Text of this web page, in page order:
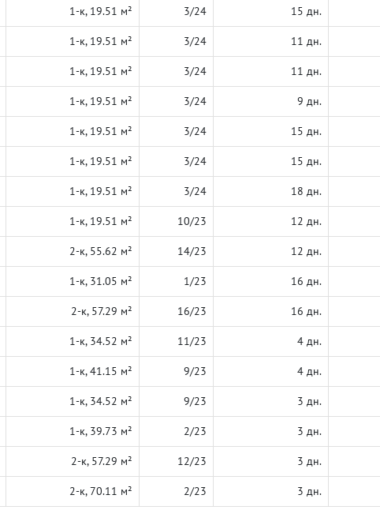
1-к, 19.51 м² 3/24 15 дн.
1-к, 19.51 м² 3/24 11 дн.
1-к, 19.51 м² 3/24 11 дн.
1-к, 19.51 м² 3/24 9 дн.
1-к, 19.51 м² 3/24 15 дн.
1-к, 19.51 м² 3/24 15 дн.
1-к, 19.51 м² 3/24 18 дн.
1-к, 19.51 м² 10/23 12 дн.
2-к, 55.62 м² 14/23 12 дн.
1-к, 31.05 м² 1/23 16 дн.
2-к, 57.29 м² 16/23 16 дн.
1-к, 34.52 м² 11/23 4 дн.
1-к, 41.15 м² 9/23 4 дн.
1-к, 34.52 м² 9/23 3 дн.
1-к, 39.73 м² 2/23 3 дн.
2-к, 57.29 м² 12/23 3 дн.
2-к, 70.11 м² 2/23 3 дн.